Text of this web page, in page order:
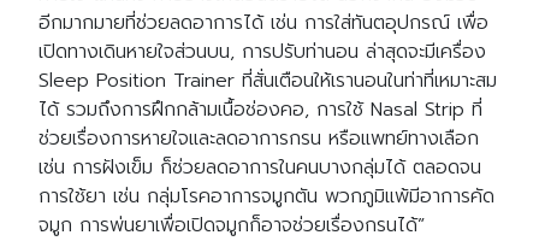
อีกมากมายที่ช่วยลดอาการได้ เช่น การใส่ทันตอุปกรณ์ เพื่อ
เปิดทางเดินหายใจส่วนบน, การปรับท่านอน ล่าสุดจะมีเครื่อง
Sleep Position Trainer ที่สั่นเตือนให้เรานอนในท่าที่เหมาะสม
ได้ รวมถึงการฝึกกล้ามเนื้อช่องคอ, การใช้ Nasal Strip ที่
ช่วยเรื่องการหายใจและลดอาการกรน หรือแพทย์ทางเลือก
เช่น การฝังเข็ม ก็ช่วยลดอาการในคนบางกลุ่มได้ ตลอดจน
การใช้ยา เช่น กลุ่มโรคอาการจมูกตัน พวกภูมิแพ้มีอาการคัด
จมูก การพ่นยาเพื่อเปิดจมูกก็อาจช่วยเรื่องกรนได้”